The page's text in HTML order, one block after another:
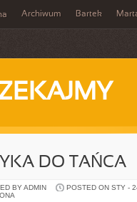
Archiwum Bartek
DO TAŃCA
BY ADMIN POSTED ON STY -